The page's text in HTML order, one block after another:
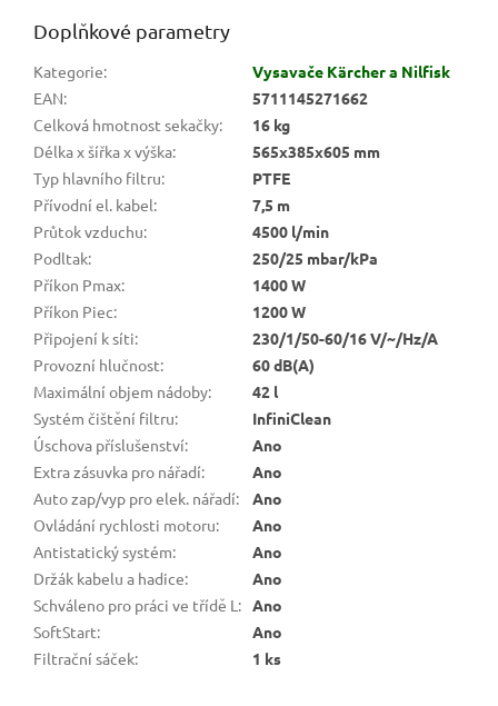
Doplňkové parametry
Kategorie:
Vysavače Kärcher a Nilfisk
EAN:
5711145271662
Celková hmotnost sekačky:
16 kg
Délka x šířka x výška:
565x385x605 mm
Typ hlavního filtru:
PTFE
Přívodní el. kabel:
7,5 m
Průtok vzduchu:
4500 l/min
Podltak:
250/25 mbar/kPa
Příkon Pmax:
1400 W
Příkon Piec:
1200 W
Připojení k síti:
230/1/50-60/16 V/~/Hz/A
Provozní hlučnost:
60 dB(A)
Maximální objem nádoby:
42 l
Systém čištění filtru:
InfiniClean
Úschova příslušenství:
Ano
Extra zásuvka pro nářadí:
Ano
Auto zap/vyp pro elek. nářadí:
Ano
Ovládání rychlosti motoru:
Ano
Antistatický systém:
Ano
Držák kabelu a hadice:
Ano
Schváleno pro práci ve třídě L : Ano
SoftStart:
Ano
Filtrační sáček: 1 ks